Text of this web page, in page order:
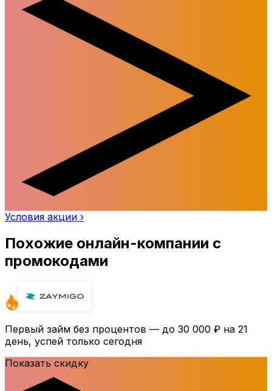
Условия акции ›
Похожие онлайн-компании с
промокодами
Первый займ без процентов — до 30 000 ₽ на 21
день, успей только сегодня
Показать скидку